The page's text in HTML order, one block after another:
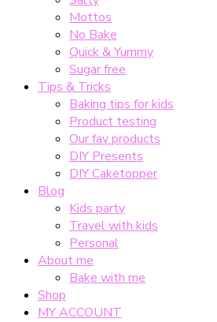
Mottos
No Bake
Quick & Yummy
Sugar free
Tips & Tricks
Baking tips for kids
Product testing
Our fav products
DIY Presents
DIY Caketopper
Blog
Kids party
Travel with kids
Personal
About me
Bake with me
Shop
MY ACCOUNT